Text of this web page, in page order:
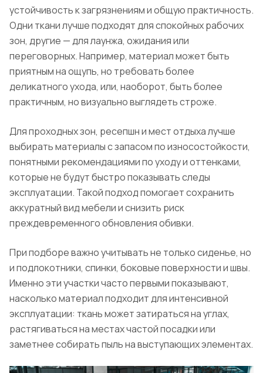
устойчивость к загрязнениям и общую практичность.
Одни ткани лучше подходят для спокойных рабочих
зон, другие — для лаунжа, ожидания или
переговорных. Например, материал может быть
приятным на ощупь, но требовать более
деликатного ухода, или, наоборот, быть более
практичным, но визуально выглядеть строже.
Для проходных зон, ресепшн и мест отдыха лучше
выбирать материалы с запасом по износостойкости,
понятными рекомендациями по уходу и оттенками,
которые не будут быстро показывать следы
эксплуатации. Такой подход помогает сохранить
аккуратный вид мебели и снизить риск
преждевременного обновления обивки.
При подборе важно учитывать не только сиденье, но
и подлокотники, спинки, боковые поверхности и швы.
Именно эти участки часто первыми показывают,
насколько материал подходит для интенсивной
эксплуатации: ткань может затираться на углах,
растягиваться на местах частой посадки или
заметнее собирать пыль на выступающих элементах.